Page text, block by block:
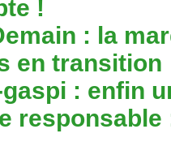
!
: la
en transition
: enfin